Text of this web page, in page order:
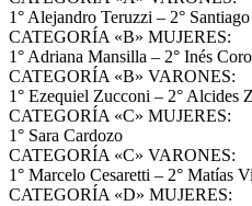
1° Alejandro Teruzzi – 2°
CATEGORÍA «B» MUJERES:
1° Adriana Mansilla – 2° Inés
CATEGORÍA «B» VARONES:
1° Ezequiel Zucconi – 2° Alcides
CATEGORÍA «C» MUJERES:
1° Sara Cardozo
CATEGORÍA «C» VARONES:
1° Marcelo Cesaretti – 2° Matías
CATEGORÍA «D» MUJERES: